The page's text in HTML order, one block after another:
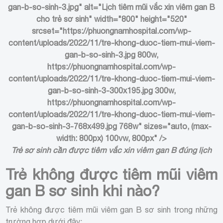
gan-b-so-sinh-3.jpg" alt="Lịch tiêm mũi vắc xin viêm gan B
cho trẻ sơ sinh" width="800" height="520"
srcset="https://phuongnamhospital.com/wp-
content/uploads/2022/11/tre-khong-duoc-tiem-mui-viem-
gan-b-so-sinh-3.jpg 800w,
https://phuongnamhospital.com/wp-
content/uploads/2022/11/tre-khong-duoc-tiem-mui-viem-
gan-b-so-sinh-3-300x195.jpg 300w,
https://phuongnamhospital.com/wp-
content/uploads/2022/11/tre-khong-duoc-tiem-mui-viem-
gan-b-so-sinh-3-768x499.jpg 768w" sizes="auto, (max-
width: 800px) 100vw, 800px" />
Trẻ sơ sinh cần được tiêm vắc xin viêm gan B đúng lịch
Trẻ không được tiêm mũi viêm
gan B sơ sinh khi nào?
Trẻ không được tiêm mũi viêm gan B sơ sinh trong những